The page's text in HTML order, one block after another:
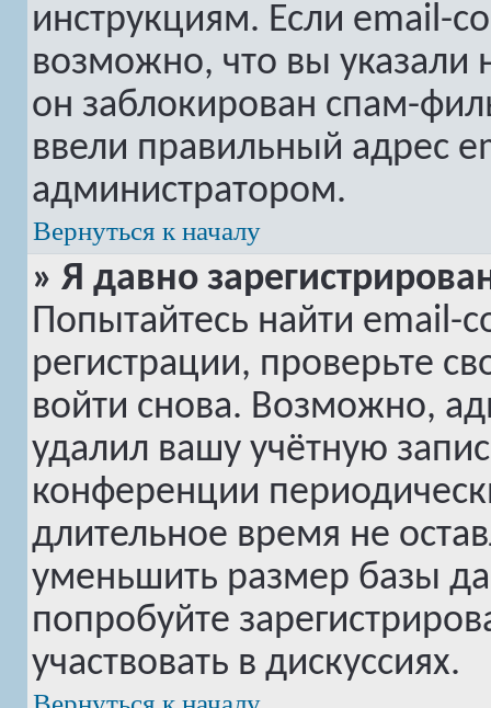
инструкциям. Если email-
возможно, что вы указали
он заблокирован спам-
ввели правильный адрес
администратором.
Вернуться к началу
» Я давно
Попытайтесь найти email-
регистрации, проверьте
войти снова. Возможно,
удалил вашу учётную
конференции
длительное время не
уменьшить размер базы
попробуйте
участвовать в дискуссиях.